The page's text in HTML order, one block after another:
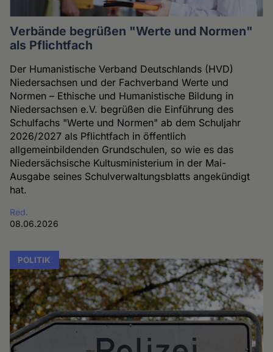
Verbände begrüßen "Werte und Normen"
als Pflichtfach
Der Humanistische Verband Deutschlands (HVD)
Niedersachsen und der Fachverband Werte und
Normen – Ethische und Humanistische Bildung in
Niedersachsen e.V. begrüßen die Einführung des
Schulfachs "Werte und Normen" ab dem Schuljahr
2026/2027 als Pflichtfach in öffentlich
allgemeinbildenden Grundschulen, so wie es das
Niedersächsische Kultusministerium in der Mai-
Ausgabe seines Schulverwaltungsblatts angekündigt
hat.
Red.
08.06.2026
POLITIK